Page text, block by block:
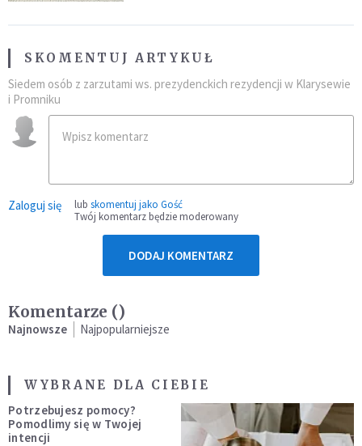
SKOMENTUJ ARTYKUŁ
Siedem osób z zarzutami ws. prezydenckich rezydencji w Klarysewie
i Promniku
Zaloguj się lub skomentuj jako Gość
Twój komentarz będzie moderowany
DODAJ KOMENTARZ
Komentarze ()
Najnowsze Najpopularniejsze
WYBRANE DLA CIEBIE
Potrzebujesz pomocy?
Pomodlimy się w Twojej
intencji